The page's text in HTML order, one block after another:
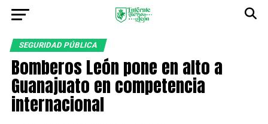
SEGURIDAD PÚBLICA
Bomberos León pone en alto a
Guanajuato en competencia
internacional